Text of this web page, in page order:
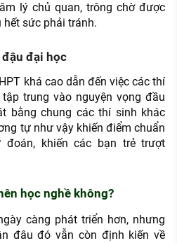
lý chủ quan, trông chờ được
sức phải tránh.
đại học
khá cao dẫn đến việc các thí
trung vào nguyện vọng đầu
bằng chung các thí sinh khác
tự như vậy khiến điểm chuẩn
khiến các bạn trẻ trượt
học nghề không?
càng phát triển hơn, nhưng
đâu đó vẫn còn định kiến về